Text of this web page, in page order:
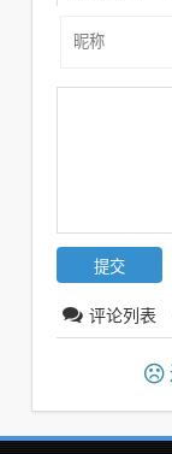
评论列表